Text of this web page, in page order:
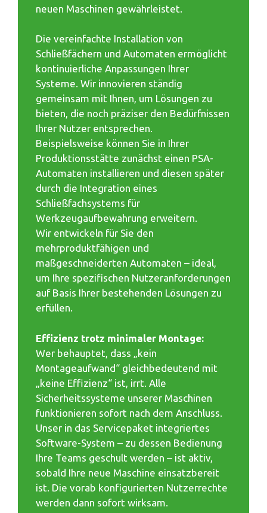
neuen Maschinen gewährleistet.
Die vereinfachte Installation von
Schließfächern und Automaten ermöglicht
kontinuierliche Anpassungen Ihrer
Systeme. Wir innovieren ständig
gemeinsam mit Ihnen, um Lösungen zu
bieten, die noch präziser den Bedürfnissen
Ihrer Nutzer entsprechen.
Beispielsweise können Sie in Ihrer
Produktionsstätte zunächst einen PSA-
Automaten installieren und diesen später
durch die Integration eines
Schließfachsystems für
Werkzeugaufbewahrung erweitern.
Wir entwickeln für Sie den
mehrproduktfähigen und
maßgeschneiderten Automaten – ideal,
um Ihre spezifischen Nutzeranforderungen
auf Basis Ihrer bestehenden Lösungen zu
erfüllen.
Effizienz trotz minimaler Montage:
Wer behauptet, dass „kein
Montageaufwand“ gleichbedeutend mit
„keine Effizienz“ ist, irrt. Alle
Sicherheitssysteme unserer Maschinen
funktionieren sofort nach dem Anschluss.
Unser in das Servicepaket integriertes
Software-System – zu dessen Bedienung
Ihre Teams geschult werden – ist aktiv,
sobald Ihre neue Maschine einsatzbereit
ist. Die vorab konfigurierten Nutzerrechte
werden dann sofort wirksam.